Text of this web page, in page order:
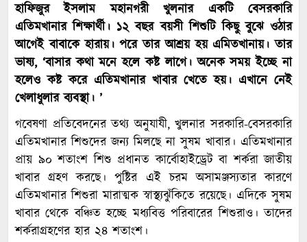
হাফিজুর ইসলাম মহানগরী খুলনার একটি বেসরকারি
এতিমখানার শিক্ষার্থী। ১২ বছর বয়সী শিশুটি কিছু বুঝে ওঠার
আগেই বাবাকে হারায়। পরে তার আশ্রয় হয় এমিতখানায়। তার
ভাষ্য, ‘বাসার কথা মনে হলে কষ্ট লাগে। অনেক সময় ইচ্ছে না
হলেও কষ্ট করে এতিমখানার খাবার খেতে হয়। এখানে নেই
খেলাধুলার ব্যবস্থা। ’
গবেষণা প্রতিবেদনের তথ্য অনুযাযী, খুলনার সরকারি-বেসরকারি
এতিমখানার শিশুদের জন্য মিলছে না সুষম খাবার। এতিমখানার
প্রায় ৯০ শতাংশ শিশু প্রধানত কার্বোহাইড্রেট বা শর্করা জাতীয়
খাবার গ্রহণ করছে। পুষ্টির এই চরম অসামঞ্জস্যতার কারণে
এতিমখানার শিশুরা মারাত্মক স্বাস্থ্যঝুঁকিতে রয়েছে। এদিকে সুষম
খাবার থেকে বঞ্চিত হচ্ছে মধ্যবিত্ত পরিবারের শিশুরাও। তাদের
শর্করাগ্রহণের হার ২৪ শতাংশ।